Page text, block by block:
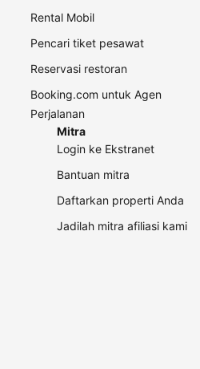
Rental Mobil
Pencari tiket pesawat
Reservasi restoran
Booking.com untuk Agen
Perjalanan
Mitra
Login ke Ekstranet
Bantuan mitra
Daftarkan properti Anda
Jadilah mitra afiliasi kami